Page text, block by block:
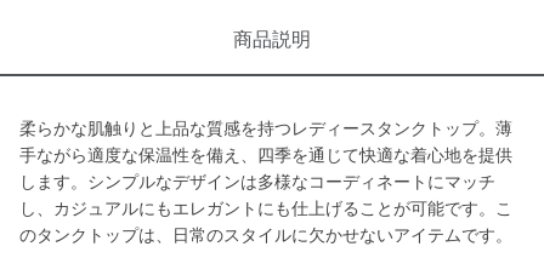
商品説明
柔らかな肌触りと上品な質感を持つレディースタンクトップ。薄
手ながら適度な保温性を備え、四季を通じて快適な着心地を提供
します。シンプルなデザインは多様なコーディネートにマッチ
し、カジュアルにもエレガントにも仕上げることが可能です。こ
のタンクトップは、日常のスタイルに欠かせないアイテムです。